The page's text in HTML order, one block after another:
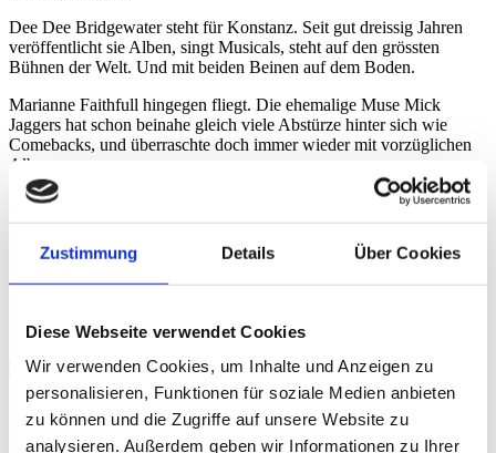
Zustimmung Details Über Cookies
Diese Webseite verwendet Cookies
Wir verwenden Cookies, um Inhalte und Anzeigen zu
personalisieren, Funktionen für soziale Medien anbieten
zu können und die Zugriffe auf unsere Website zu
analysieren. Außerdem geben wir Informationen zu Ihrer
Dee Dee Bridgewater steht für Konstanz. Seit gut dreissig Jahren
veröffentlicht sie Alben, singt Musicals, steht auf den grössten
Bühnen der Welt. Und mit beiden Beinen auf dem Boden.
Marianne Faithfull hingegen fliegt. Die ehemalige Muse Mick
Jaggers hat schon beinahe gleich viele Abstürze hinter sich wie
Comebacks, und überraschte doch immer wieder mit vorzüglichen
Alben.
Zwei grosse Künstlerinnen an einem Konzertabend! Bridgewater
mit ihrem Chanson-Programm «J’ai deux amours», Faithfull mit
ihrem Werk «Before the poison».
Beat Blaser
Videos
Credits
Credits